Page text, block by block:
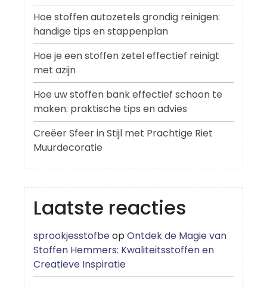
Hoe stoffen autozetels grondig reinigen:
handige tips en stappenplan
Hoe je een stoffen zetel effectief reinigt
met azijn
Hoe uw stoffen bank effectief schoon te
maken: praktische tips en advies
Creëer Sfeer in Stijl met Prachtige Riet
Muurdecoratie
Laatste reacties
sprookjesstofbeopOntdek de Magie van
Stoffen Hemmers: Kwaliteitsstoffen en
Creatieve Inspiratie